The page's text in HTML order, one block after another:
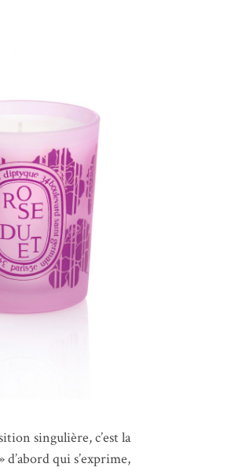
singulière, c’est la
d’abord qui s’exprime,